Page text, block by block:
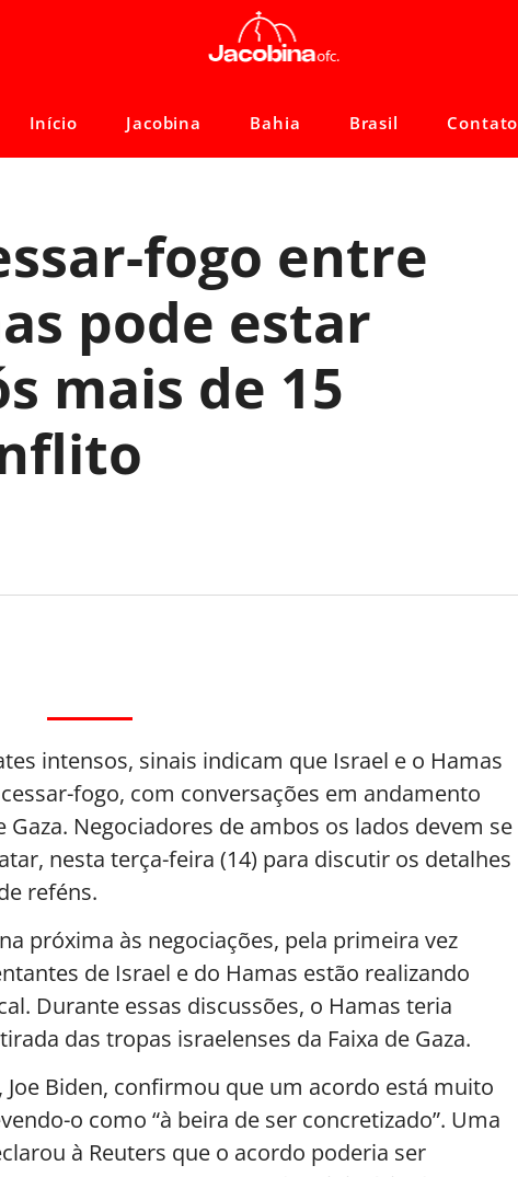
Início Jacobina Bahia Brasil Contato
fogo entre
pode estar
mais de 15
intensos, sinais indicam que Israel e o Hamas
fogo, com conversações em andamento
Negociadores de ambos os lados devem se
nesta terça-feira (14) para discutir os detalhes
reféns.
próxima às negociações, pela primeira vez
de Israel e do Hamas estão realizando
Durante essas discussões, o Hamas teria
das tropas israelenses da Faixa de Gaza.
Biden, confirmou que um acordo está muito
o como “à beira de ser concretizado”. Uma
à Reuters que o acordo poderia ser